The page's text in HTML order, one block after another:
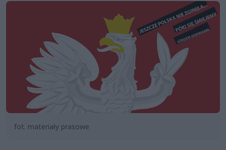
fot. materiały prasowe